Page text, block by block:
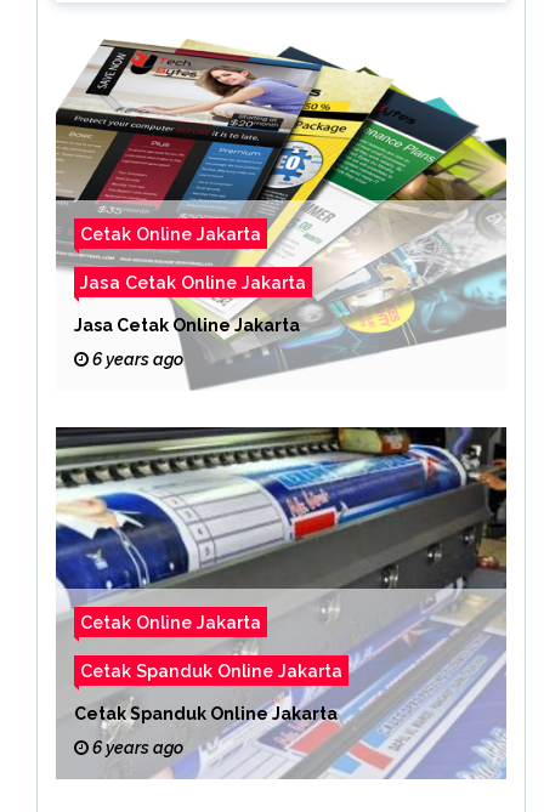
Cetak Online Jakarta
Jasa Cetak Online Jakarta
Jasa Cetak Online Jakarta
6 years ago
Cetak Online Jakarta
Cetak Spanduk Online Jakarta
Cetak Spanduk Online Jakarta
6 years ago